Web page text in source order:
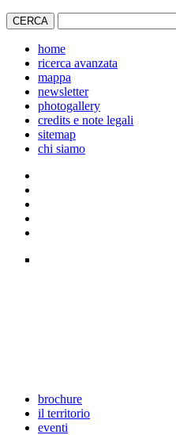
home
ricerca avanzata
mappa
newsletter
photogallery
credits e note legali
sitemap
chi siamo
brochure
il territorio
eventi